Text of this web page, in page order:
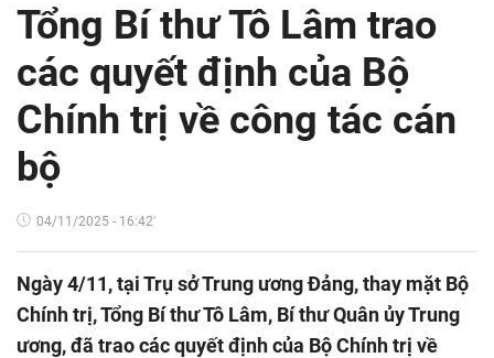
Tổng Bí thư Tô Lâm trao
các quyết định của Bộ
Chính trị về công tác cán
bộ
04/11/2025 - 16:42'
Ngày 4/11, tại Trụ sở Trung ương Đảng, thay mặt Bộ
Chính trị, Tổng Bí thư Tô Lâm, Bí thư Quân ủy Trung
ương, đã trao các quyết định của Bộ Chính trị về